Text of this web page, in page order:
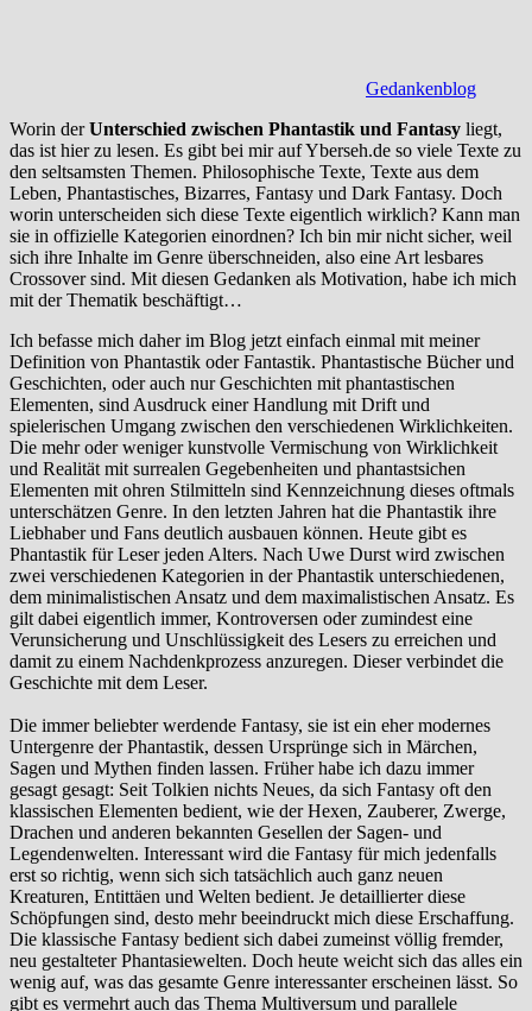
Gedankenblog
Worin derUnterschied zwischen Phantastik und Fantasy liegt,
das ist hier zu lesen. Es gibt bei mir auf Yberseh.de so viele Texte zu
den seltsamsten Themen. Philosophische Texte, Texte aus dem
Leben, Phantastisches, Bizarres, Fantasy und Dark Fantasy. Doch
worin unterscheiden sich diese Texte eigentlich wirklich? Kann man
sie in offizielle Kategorien einordnen? Ich bin mir nicht sicher, weil
sich ihre Inhalte im Genre überschneiden, also eine Art lesbares
Crossover sind. Mit diesen Gedanken als Motivation, habe ich mich
mit der Thematik beschäftigt…
Ich befasse mich daher im Blog jetzt einfach einmal mit meiner
Definition von Phantastik oder Fantastik. Phantastische Bücher und
Geschichten, oder auch nur Geschichten mit phantastischen
Elementen, sind Ausdruck einer Handlung mit Drift und
spielerischen Umgang zwischen den verschiedenen Wirklichkeiten.
Die mehr oder weniger kunstvolle Vermischung von Wirklichkeit
und Realität mit surrealen Gegebenheiten und phantastsichen
Elementen mit ohren Stilmitteln sind Kennzeichnung dieses oftmals
unterschätzen Genre. In den letzten Jahren hat die Phantastik ihre
Liebhaber und Fans deutlich ausbauen können. Heute gibt es
Phantastik für Leser jeden Alters. Nach Uwe Durst wird zwischen
zwei verschiedenen Kategorien in der Phantastik unterschiedenen,
dem minimalistischen Ansatz und dem maximalistischen Ansatz. Es
gilt dabei eigentlich immer, Kontroversen oder zumindest eine
Verunsicherung und Unschlüssigkeit des Lesers zu erreichen und
damit zu einem Nachdenkprozess anzuregen. Dieser verbindet die
Geschichte mit dem Leser.
Die immer beliebter werdende Fantasy, sie ist ein eher modernes
Untergenre der Phantastik, dessen Ursprünge sich in Märchen,
Sagen und Mythen finden lassen. Früher habe ich dazu immer
gesagt gesagt: Seit Tolkien nichts Neues, da sich Fantasy oft den
klassischen Elementen bedient, wie der Hexen, Zauberer, Zwerge,
Drachen und anderen bekannten Gesellen der Sagen- und
Legendenwelten. Interessant wird die Fantasy für mich jedenfalls
erst so richtig, wenn sich sich tatsächlich auch ganz neuen
Kreaturen, Entittäen und Welten bedient. Je detaillierter diese
Schöpfungen sind, desto mehr beeindruckt mich diese Erschaffung.
Die klassische Fantasy bedient sich dabei zumeinst völlig fremder,
neu gestalteter Phantasiewelten. Doch heute weicht sich das alles ein
wenig auf, was das gesamte Genre interessanter erscheinen lässt. So
gibt es vermehrt auch das Thema Multiversum und parallele